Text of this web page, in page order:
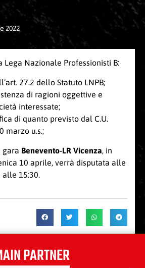
2022
Lega Nazionale Professionisti B:
27.2 dello Statuto LNPB;
di ragioni oggettive e
interessate;
di quanto previsto dal C.U.
marzo u.s.;
gara Benevento-LR Vicenza, in
10 aprile, verrà disputata alle
alle 15:30.
PARTNER